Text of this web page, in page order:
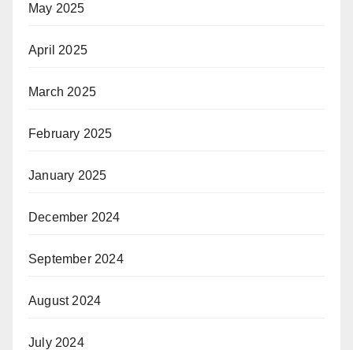
May 2025
April 2025
March 2025
February 2025
January 2025
December 2024
September 2024
August 2024
July 2024